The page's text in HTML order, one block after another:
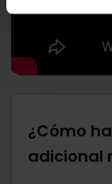
¿Cómo
adicional